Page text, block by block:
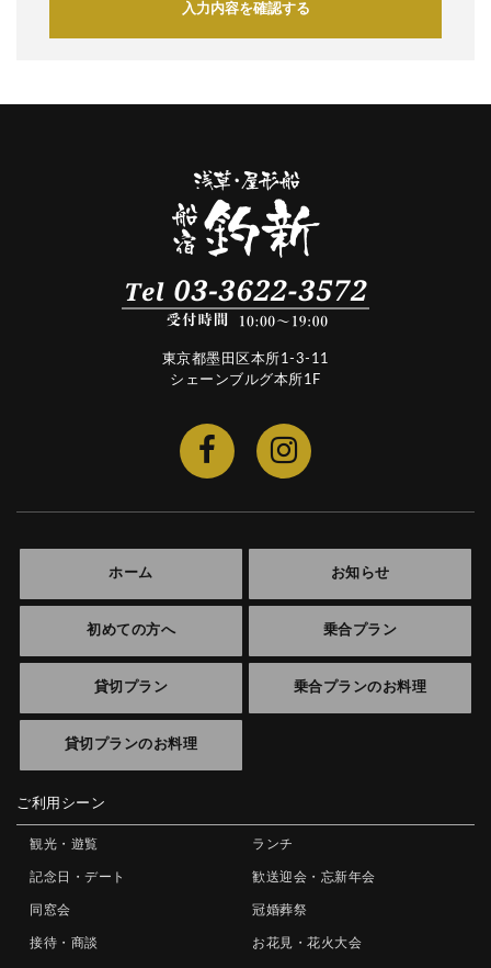
入力内容を確認する
東京都墨田区本所1-3-11
シェーンブルグ本所1F
ホーム お知らせ
初めての方へ 乗合プラン
貸切プラン 乗合プランのお料理
貸切プランのお料理
ご利用シーン
観光・遊覧 ランチ
記念日・デート 歓送迎会・忘新年会
同窓会 冠婚葬祭
接待・商談 お花見・花火大会